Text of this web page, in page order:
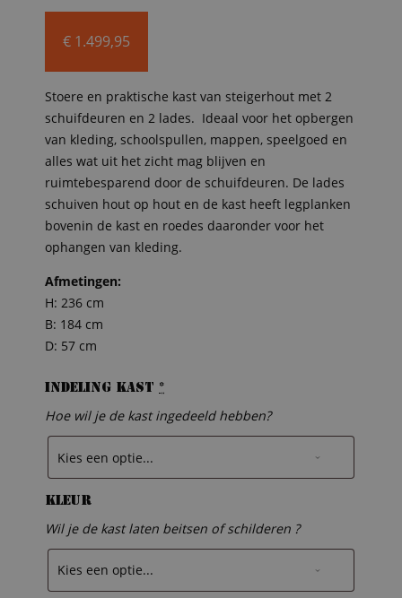
€ 1.499,95
Stoere en praktische kast van steigerhout met 2
schuifdeuren en 2 lades. Ideaal voor het opbergen
van kleding, schoolspullen, mappen, speelgoed en
alles wat uit het zicht mag blijven en
ruimtebesparend door de schuifdeuren. De lades
schuiven hout op hout en de kast heeft legplanken
bovenin de kast en roedes daaronder voor het
ophangen van kleding.
Afmetingen:
H: 236 cm
B: 184 cm
D: 57 cm
Indeling kast *
Hoe wil je de kast ingedeeld hebben?
Kleur
Wil je de kast laten beitsen of schilderen ?